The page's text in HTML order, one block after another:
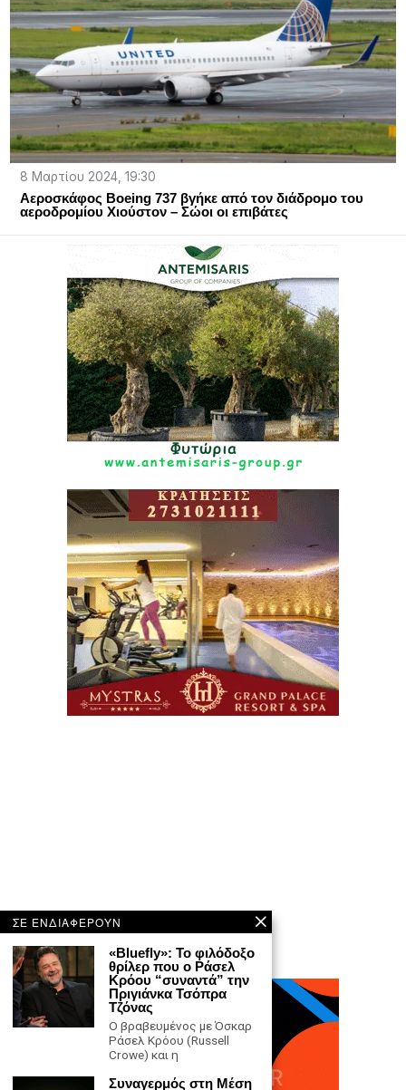
8 Μαρτίου 2024, 19:30
Αεροσκάφος Boeing 737 βγήκε από τον διάδρομο του
αεροδρομίου Χιούστον – Σώοι οι επιβάτες
ΣΕ ΕΝΔΙΑΦΕΡΟΥΝ
«Bluefly»: Το φιλόδοξο
θρίλερ που ο Ράσελ
Κρόου “συναντά” την
Πριγιάνκα Τσόπρα
Τζόνας
Ο βραβευμένος με Όσκαρ
Ράσελ Κρόου (Russell
Crowe) και η
Συναγερμός στη Μέση